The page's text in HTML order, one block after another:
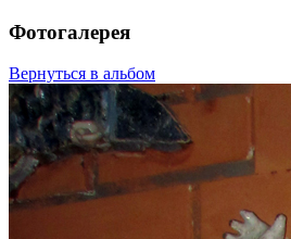
Фотогалерея
Вернуться в альбом